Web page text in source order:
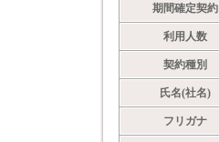
期間確定契約
利用人数
契約種別
氏名(社名)
フリガナ